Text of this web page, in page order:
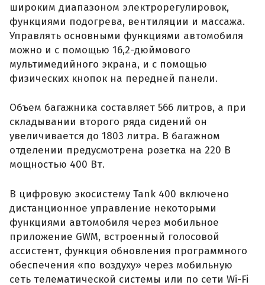
широким диапазоном электрорегулировок,
функциями подогрева, вентиляции и массажа.
Управлять основными функциями автомобиля
можно и с помощью 16,2-дюймового
мультимедийного экрана, и с помощью
физических кнопок на передней панели.
Объем багажника составляет 566 литров, а при
складывании второго ряда сидений он
увеличивается до 1803 литра. В багажном
отделении предусмотрена розетка на 220 В
мощностью 400 Вт.
В цифровую экосистему Tank 400 включено
дистанционное управление некоторыми
функциями автомобиля через мобильное
приложение GWM, встроенный голосовой
ассистент, функция обновления программного
обеспечения «по воздуху» через мобильную
сеть телематической системы или по сети Wi-Fi